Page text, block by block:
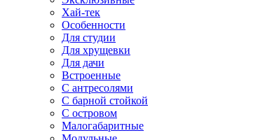
Хай-тек
Особенности
Для студии
Для хрущевки
Для дачи
Встроенные
С антресолями
С барной стойкой
С островом
Малогабаритные